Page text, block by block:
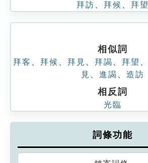
拜訪 拜候 拜望
相似詞
拜客 拜候 拜見 拜謁 拜望
見
進謁 造訪
相反詞
光臨
詞條功能